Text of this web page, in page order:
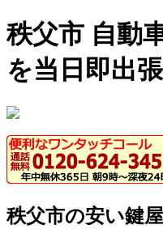
秩父市 自動
を当日即出
秩父市の安い鍵